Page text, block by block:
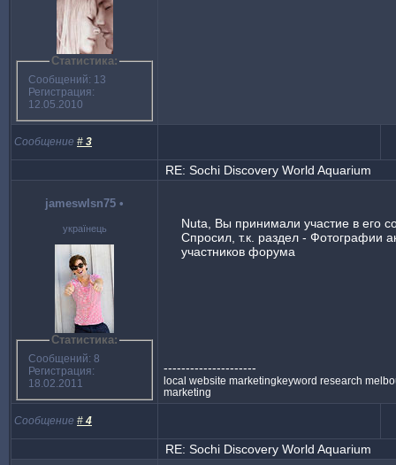
Статистика:
Сообщений: 13
Регистрация:
12.05.2010
Сообщение # 3
RE: Sochi Discovery World Aquarium
jameswlsn75 •
українець
Статистика:
Сообщений: 8
Регистрация:
18.02.2011
Nuta, Вы принимали участие в его
Спросил, т.к. раздел - Фотографии
участников форума
---------------------
local website marketingkeyword research
marketing
Сообщение # 4
RE: Sochi Discovery World Aquarium